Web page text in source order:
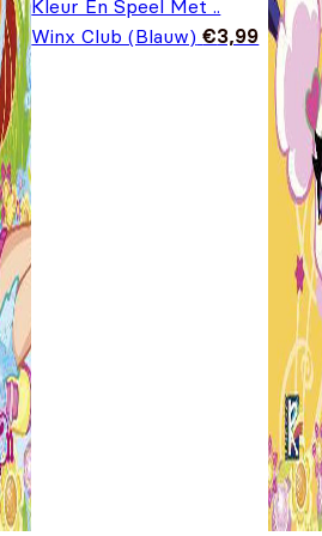
Kleur En Speel Met ..
Winx Club (Blauw) €3,99